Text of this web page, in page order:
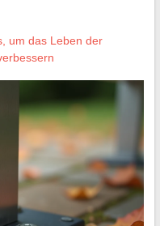
um das Leben der